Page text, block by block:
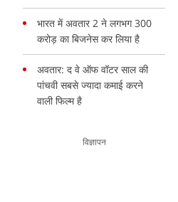
भारत में अवतार 2 ने लगभग 300
करोड़ का बिजनेस कर लिया है
अवतार: द वे ऑफ वॉटर साल की
पांचवी सबसे ज्यादा कमाई करने
वाली फिल्म है
विज्ञापन